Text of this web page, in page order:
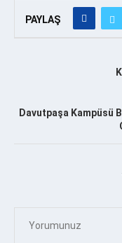
PAYLAŞ
Davutpaşa Kampüsü